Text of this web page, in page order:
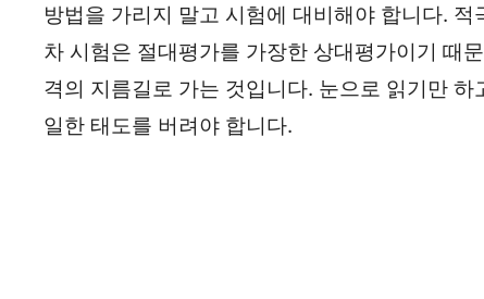
방법을 가리지 말고 시험에 대비해야 합니다.
차 시험은 절대평가를 가장한 상대평가이기 때
격의 지름길로 가는 것입니다. 눈으로 읽기만
일한 태도를 버려야 합니다.